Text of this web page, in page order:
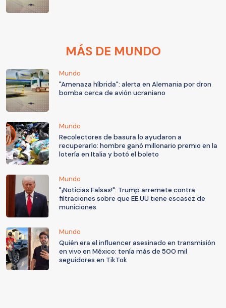
MÁS DE MUNDO
Mundo
"Amenaza híbrida": alerta en Alemania por dron
bomba cerca de avión ucraniano
Mundo
Recolectores de basura lo ayudaron a
recuperarlo: hombre ganó millonario premio en la
lotería en Italia y botó el boleto
Mundo
"¡Noticias Falsas!": Trump arremete contra
filtraciones sobre que EE.UU tiene escasez de
municiones
Mundo
Quién era el influencer asesinado en transmisión
en vivo en México: tenía más de 500 mil
seguidores en TikTok